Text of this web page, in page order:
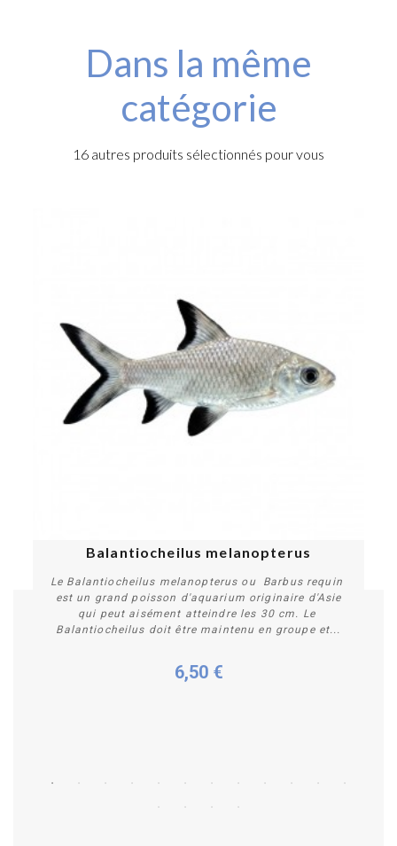
Dans la même
catégorie
16 autres produits sélectionnés pour vous
Balantiocheilus melanopterus
Le Balantiocheilus melanopterus ou Barbus requin
est un grand poisson d'aquarium originaire d'Asie
qui peut aisément atteindre les 30 cm. Le
Balantiocheilus doit être maintenu en groupe et...
6,50 €